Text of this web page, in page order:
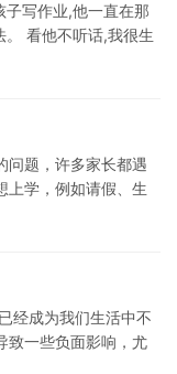
写作业,他一直在那
看他不听话,我很生
问题，许多家长都遇
上学，例如请假、生
经成为我们生活中不
致一些负面影响，尤